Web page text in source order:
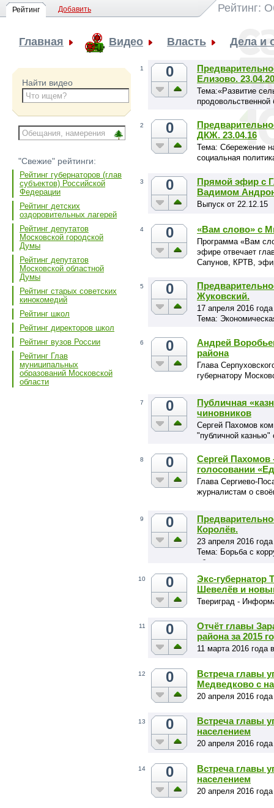
Рейтинг Добавить Рейтинг:
Главная Видео Власть Дела и
Найти видео
"Свежие" рейтинги:
Рейтинг губернаторов (глав
субъектов) Российской
Федерации
Рейтинг детских
оздоровительных лагерей
Рейтинг депутатов
Московской городской
Думы
Рейтинг депутатов
Московской областной
Думы
Рейтинг старых советских
кинокомедий
Рейтинг школ
Рейтинг директоров школ
Рейтинг вузов России
Рейтинг Глав
муниципальных
образований Московской
области
1 0
Елизово.
Тема:«Развитие
продовольственной
2 0
ДКЖ. 23.04.16
Тема: Сбережение
социальная
3 0
Прямой эфир с
Вадимом
Выпуск от 22.12.15
4 0 «Вам слово» с
Программа «Вам
эфире отвечает
Сапунов, КРТВ,
5 0
Жуковский.
17 апреля 2016 года
Тема:
6 0
Андрей
района
Глава
губернатору
7 0
Публичная
чиновников
Сергей Пахомов
"публичной казнью"
8 0
Сергей Пахомов
голосовании
Глава Сергиево-
журналистам о
9 0
Королёв.
23 апреля 2016 года
Тема: Борьба с
обеспечение
10 0
Экс-губернатор
Шевелёв и
Твериград -
11 0
Отчёт главы
района за 2015
11 марта 2016 года
12 0
Встреча главы
Медведково с
20 апреля 2016 года
13 0
Встреча главы
населением
20 апреля 2016 года
14 0
Встреча главы
населением
20 апреля 2016 года